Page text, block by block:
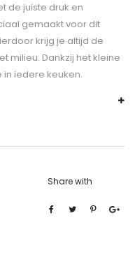
de juiste druk en
gemaakt voor dit
krijg je altijd de
milieu. Dankzij het kleine
iedere keuken.
Share with